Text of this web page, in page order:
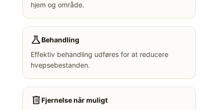
hjem og område.
scienceBehandling
Effektiv behandling udføres for at reducere
hvepsebestanden.
deleteFjernelse når muligt